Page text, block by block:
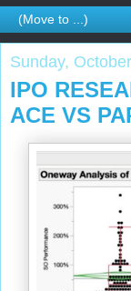
Sunday,
IPO
ACE VS